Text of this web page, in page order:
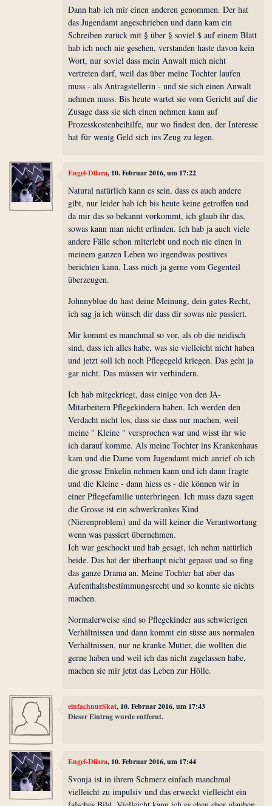
Dann hab ich mir einen anderen genommen. Der hat
das Jugendamt angeschrieben und dann kam ein
Schreiben zurück mit § über § soviel $ auf einem Blatt
hab ich noch nie gesehen, verstanden haste davon kein
Wort, nur soviel dass mein Anwalt mich nicht
vertreten darf, weil das über meine Tochter laufen
muss - als Antragstellerin - und sie sich einen Anwalt
nehmen muss. Bis heute wartet sie vom Gericht auf die
Zusage dass sie sich einen nehmen kann auf
Prozesskostenbeihilfe, nur wo findest den, der Interesse
hat für wenig Geld sich ins Zeug zu legen.
Engel-Dilara, 10. Februar 2016, um 17:22
Natural natürlich kann es sein, dass es auch andere
gibt, nur leider hab ich bis heute keine getroffen und
da mir das so bekannt vorkommt, ich glaub ihr das,
sowas kann man nicht erfinden. Ich hab ja auch viele
andere Fälle schon miterlebt und noch nie einen in
meinem ganzen Leben wo irgendwas positives
berichten kann. Lass mich ja gerne vom Gegenteil
überzeugen.
Johnnyblue du hast deine Meinung, dein gutes Recht,
ich sag ja ich wünsch dir dass dir sowas nie passiert.
Mir kommt es manchmal so vor, als ob die neidisch
sind, dass ich alles habe, was sie vielleicht nicht haben
und jetzt soll ich noch Pflegegeld kriegen. Das geht ja
gar nicht. Das müssen wir verhindern.
Ich hab mitgekriegt, dass einige von den JA-
Mitarbeitern Pflegekindern haben. Ich werden den
Verdacht nicht los, dass sie dass nur machen, weil
meine " Kleine " versprochen war und wisst ihr wie
ich darauf komme. Als meine Tochter ins Krankenhaus
kam und die Dame vom Jugendamt mich anrief ob ich
die grosse Enkelin nehmen kann und ich dann fragte
und die Kleine - dann hiess es - die können wir in
einer Pflegefamilie unterbringen. Ich muss dazu sagen
die Grosse ist ein schwerkrankes Kind
(Nierenproblem) und da will keiner die Verantwortung
wenn was passiert übernehmen.
Ich war geschockt und hab gesagt, ich nehm natürlich
beide. Das hat der überhaupt nicht gepasst und so fing
das ganze Drama an. Meine Tochter hat aber das
Aufenthaltsbestimmungsrecht und so konnte sie nichts
machen.
Normalerweise sind so Pflegekinder aus schwierigen
Verhältnissen und dann kommt ein süsse aus normalen
Verhältnissen, nur ne kranke Mutter, die wollten die
gerne haben und weil ich das nicht zugelassen habe,
machen sie mir jetzt das Leben zur Hölle.
einfachnurSkat, 10. Februar 2016, um 17:43
Dieser Eintrag wurde entfernt.
Engel-Dilara, 10. Februar 2016, um 17:44
Svonja ist in ihrem Schmerz einfach manchmal
vielleicht zu impulsiv und das erweckt vielleicht ein